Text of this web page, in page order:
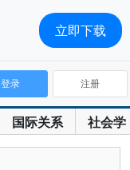
国际关系 社会学
登录 注册
立即下载